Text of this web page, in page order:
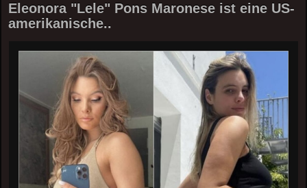
Eleonora "Lele" Pons Maronese ist eine US-
amerikanische..